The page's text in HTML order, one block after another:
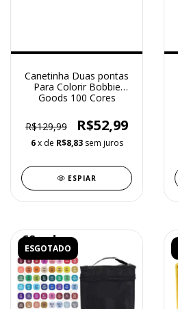
Canetinha Duas pontas
Para Colorir Bobbie
Goods 100 Cores
R$129,99 R$52,99
6 x de R$8,83 sem juros
ESPIAR
ESGOTADO